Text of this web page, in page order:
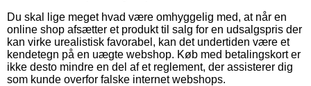
Du skal lige meget hvad være omhyggelig med, at når en
online shop afsætter et produkt til salg for en udsalgspris der
kan virke urealistisk favorabel, kan det undertiden være et
kendetegn på en uægte webshop. Køb med betalingskort er
ikke desto mindre en del af et reglement, der assisterer dig
som kunde overfor falske internet webshops.